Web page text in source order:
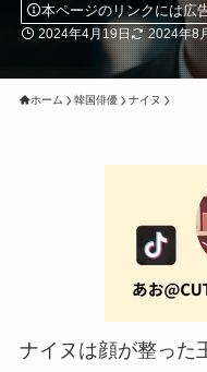
本ページのリンクには広
2024年4月19日 2024年8
ホーム 韓国俳優 ナイヌ
ナイヌは顔が整った